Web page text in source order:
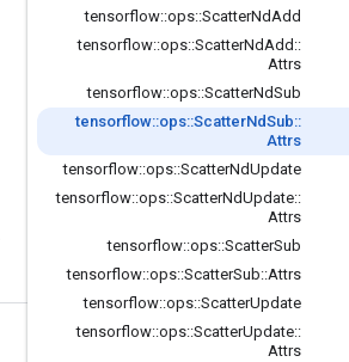
tensorflow::ops::ScatterNdAdd
tensorflow::ops::ScatterNdAdd ::
Attrs
tensorflow::ops::ScatterNdSub
tensorflow::ops::ScatterNdSub::
Attrs
tensorflow::ops::ScatterNdUpdate
tensorflow::ops::ScatterNdUpdate::
Attrs
tensorflow::ops::ScatterSub
tensorflow::ops::ScatterSub::Attrs
tensorflow::ops::ScatterUpdate
tensorflow::ops::ScatterUpdate::
Attrs
مرتبط بمانید